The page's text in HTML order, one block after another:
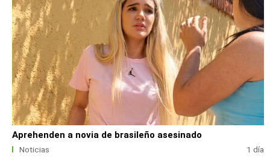
Aprehenden a novia de brasileño asesinado
Noticias 1 día